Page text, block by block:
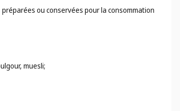
ou conservées pour la consommation
muesli;